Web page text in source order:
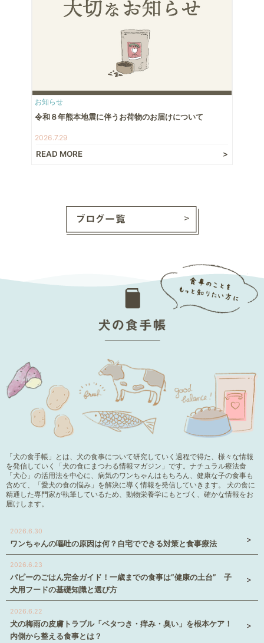
お知らせ
令和８年熊本地震に伴うお荷物のお届けについて
2026.7.29
READ MORE
「犬の食手帳」とは、犬の食事について研究していく過程で得た、様々な情報
を発信していく「犬の食にまつわる情報マガジン」です。ナチュラル療法食
「犬心」の活用法を中心に、病気のワンちゃんはもちろん、健康な子の食事も
含めて、「愛犬の食の悩み」を解決に導く情報を発信していきます。 犬の食に
精通した専門家が執筆しているため、動物栄養学にもとづく、確かな情報をお
届けします。
2026.6.30
ワンちゃんの嘔吐の原因は何？自宅でできる対策と食事療法
2026.6.23
パピーのごはん完全ガイド！一歳までの食事は”健康の土台” 子
犬用フードの基礎知識と選び方
2026.6.22
犬の梅雨の皮膚トラブル「ベタつき・痒み・臭い」を根本ケア！
内側から整える食事とは？